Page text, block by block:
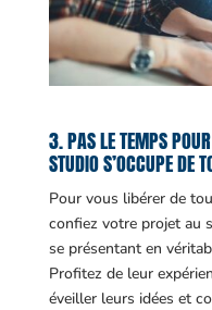
3. PAS LE TEMPS
STUDIO S’OCCUPE DE
Pour vous libérer de
confiez votre projet au
se présentant en
Profitez de leur
éveiller leurs idées et